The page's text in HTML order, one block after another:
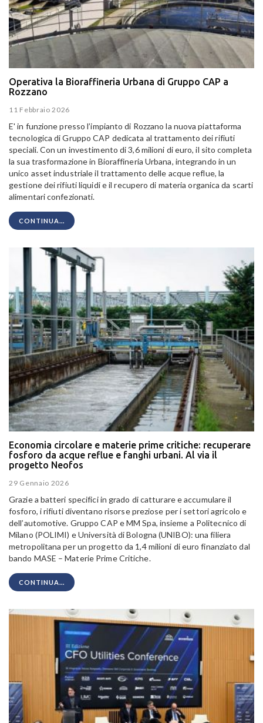
Operativa la Bioraffineria Urbana di Gruppo CAP a
Rozzano
11 Febbraio 2026
E' in funzione presso l’impianto di Rozzano la nuova piattaforma
tecnologica di Gruppo CAP dedicata al trattamento dei rifiuti
speciali. Con un investimento di 3,6 milioni di euro, il sito completa
la sua trasformazione in Bioraffineria Urbana, integrando in un
unico asset industriale il trattamento delle acque reflue, la
gestione dei rifiuti liquidi e il recupero di materia organica da scarti
alimentari confezionati.
CONTINUA...
Economia circolare e materie prime critiche: recuperare
fosforo da acque reflue e fanghi urbani. Al via il
progetto Neofos
29 Gennaio 2026
Grazie a batteri specifici in grado di catturare e accumulare il
fosforo, i rifiuti diventano risorse preziose per i settori agricolo e
dell’automotive. Gruppo CAP e MM Spa, insieme a Politecnico di
Milano (POLIMI) e Università di Bologna (UNIBO): una filiera
metropolitana per un progetto da 1,4 milioni di euro finanziato dal
bando MASE – Materie Prime Critiche.
CONTINUA...